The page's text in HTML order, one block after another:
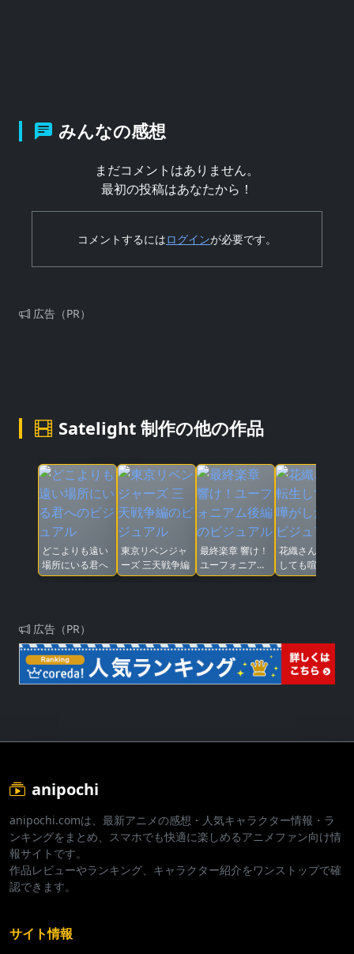
みんなの感想
まだコメントはありません。
最初の投稿はあなたから！
コメントするにはログインが必要です。
広告（PR）
Satelight 制作の他の作品
どこよりも遠い
場所にいる君へ
東京リベンジャ
ーズ 三天戦争編
最終楽章 響け！
ユーフォニアム
後編
花織さんは転生
しても喧嘩がし
たい
広告（PR）
anipochi
anipochi.comは、最新アニメの感想・人気キャラクター情報・ラ
ンキングをまとめ、スマホでも快適に楽しめるアニメファン向け情
報サイトです。
作品レビューやランキング、キャラクター紹介をワンストップで確
認できます。
サイト情報